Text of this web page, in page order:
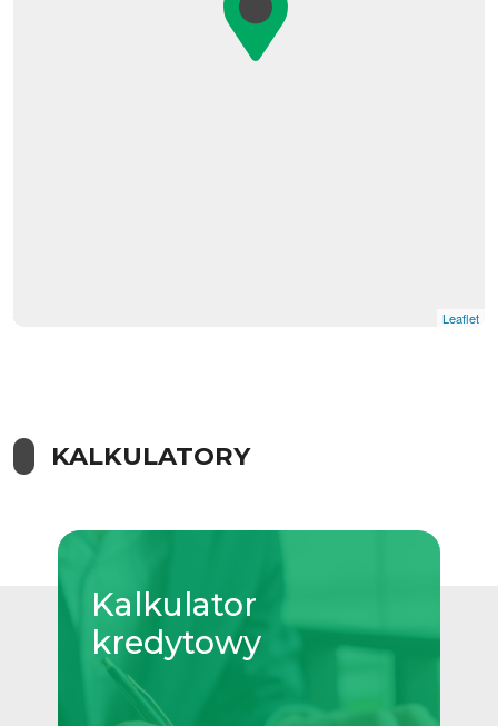
Leaflet
KALKULATORY
Kalkulator
kredytowy